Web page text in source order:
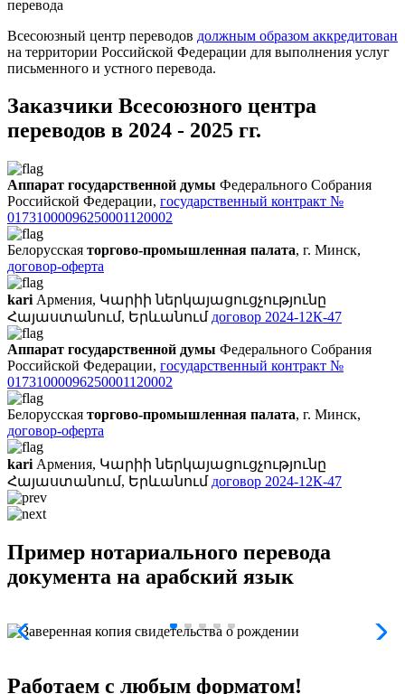
перевода
Всесоюзный центр переводов должным образом аккредитован
на территории Российской Федерации для выполнения услуг
письменного и устного перевода.
Заказчики Всесоюзного центра
переводов в 2024 - 2025 гг.
Аппарат государственной думы Федерального Собрания
Российской Федерации, государственный контракт №
01731000096250001120002
Белорусская торгово-промышленная палата, г. Минск,
договор-оферта
kari Армения, Կարիի ներկայացուցչությունը
Հայաստանում, Երևանում договор 2024-12К-47
Аппарат государственной думы Федерального Собрания
Российской Федерации, государственный контракт №
01731000096250001120002
Белорусская торгово-промышленная палата, г. Минск,
договор-оферта
kari Армения, Կարիի ներկայացուցչությունը
Հայաստանում, Երևանում договор 2024-12К-47
Пример нотариального перевода
документа на арабский язык
Работаем с любым форматом!